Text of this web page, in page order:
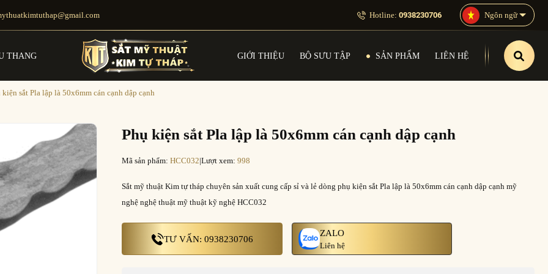
Hotline: 0938230706 Ngôn ngữ
THANG GIỚI THIỆU BỘ SƯU TẬP SẢN PHẨM LIÊN HỆ
kiện sắt Pla lập là 50x6mm cán cạnh dập cạnh
Phụ kiện sắt Pla lập là 50x6mm cán cạnh dập cạnh
Mã sản phẩm: HCC032|Lượt xem: 998
Sắt mỹ thuật Kim tự tháp chuyên sản xuất cung cấp sỉ và lẻ dòng phụ kiện sắt Pla lập là 50x6mm cán cạnh dập cạnh mỹ
nghệ nghệ thuật mỹ thuật kỹ nghệ HCC032
TƯ VẤN: 0938230706
ZALO
Liên hệ